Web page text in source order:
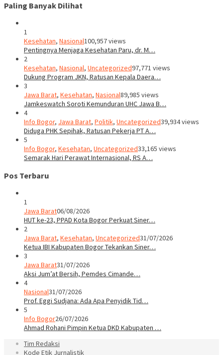
Paling Banyak Dilihat
1
Kesehatan, Nasional100,957 views
Pentingnya Menjaga Kesehatan Paru, dr. M…
2
Kesehatan, Nasional, Uncategorized97,771 views
Dukung Program JKN, Ratusan Kepala Daera…
3
Jawa Barat, Kesehatan, Nasional89,985 views
Jamkeswatch Soroti Kemunduran UHC Jawa B…
4
Info Bogor, Jawa Barat, Politik, Uncategorized39,934 views
Diduga PHK Sepihak, Ratusan Pekerja PT A…
5
Info Bogor, Kesehatan, Uncategorized33,165 views
Semarak Hari Perawat Internasional, RS A…
Pos Terbaru
1
Jawa Barat06/08/2026
HUT ke-23, PPAD Kota Bogor Perkuat Siner…
2
Jawa Barat, Kesehatan, Uncategorized31/07/2026
Ketua IBI Kabupaten Bogor Tekankan Siner…
3
Jawa Barat31/07/2026
Aksi Jum’at Bersih, Pemdes Cimande…
4
Nasional31/07/2026
Prof. Eggi Sudjana: Ada Apa Penyidik Tid…
5
Info Bogor26/07/2026
Ahmad Rohani Pimpin Ketua DKD Kabupaten …
Tim Redaksi
Kode Etik Jurnalistik